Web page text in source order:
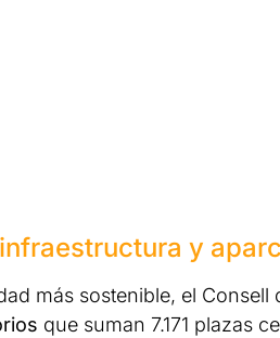
y
más sostenible, el Consell
que suman 7.171 plazas